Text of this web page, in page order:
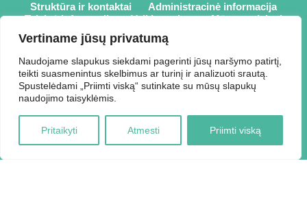
Vertiname jūsų privatumą
Naudojame slapukus siekdami pagerinti jūsų naršymo patirtį,
teikti suasmenintus skelbimus ar turinį ir analizuoti srautą.
Spustelėdami „Priimti viską“ sutinkate su mūsų slapukų
naudojimo taisyklėmis.
Pritaikyti Atmesti Priimti viską
Struktūra ir kontaktai
Administracinė informacija
Teisinė informacija
Veiklos sritys
Mūsų projektai
Karjera
Partneriai
Prisijungti
2026 © Elektrėnų savivaldybės viešoji biblioteka,
Savivaldybės biudžetinė įstaiga, Draugystės g. 2, LT-26110
Elektrėnai, tel.: +370 648 80 788, el.p.:
Duomenys kaupiami ir saugomi Juridinių asmenų registre,
kodas 188207697.